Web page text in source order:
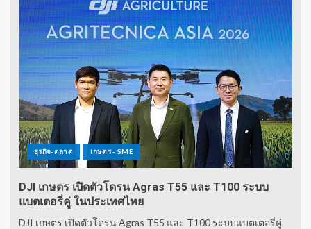
ธุรกิจ-ตลาด เกษตร - SME
DJI เกษตร เปิดตัวโดรน Agras T55 และ T100 ระบบ
แบตเตอรี่คู่ ในประเทศไทย
DJI เกษตร เปิดตัวโดรน Agras T55 และ T100 ระบบแบตเตอรี่คู่